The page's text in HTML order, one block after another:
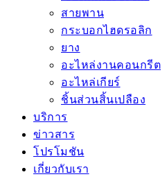
สายพาน
กระบอกไฮดรอลิก
ยาง
อะไหล่งานคอนกรีต
อะไหล่เกียร์
ชิ้นส่วนสิ้นเปลือง
บริการ
ข่าวสาร
โปรโมชัน
เกี่ยวกับเรา